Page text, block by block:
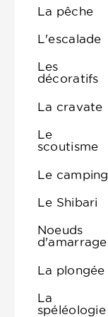
La pêche
L'escalade
Les
décoratifs
La cravate
Le
scoutisme
Le camping
Le Shibari
Noeuds
d'amarrage
La plongée
La
spéléologie